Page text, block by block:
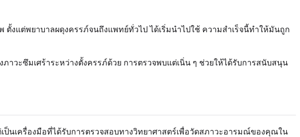
ตั้งแต่พยาบาลผดุงครรภ์จนถึงแพทย์ทั่วไป ได้เริ่มนำไปใช้ ความสำเร็จนี้ทำให้มันถูก
วะซึมเศร้าระหว่างตั้งครรภ์ด้วย การตรวจพบแต่เนิ่น ๆ ช่วยให้ได้รับการสนับสนุน
นเครื่องมือที่ได้รับการตรวจสอบทางวิทยาศาสตร์เพื่อวัดสภาวะอารมณ์ของคุณใน